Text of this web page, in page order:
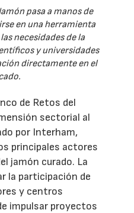
pasa a manos de
en una herramienta
necesidades de la
y universidades
directamente en el
de Retos del
sectorial al
por Interham,
principales actores
jamón curado. La
la participación de
y centros
impulsar proyectos